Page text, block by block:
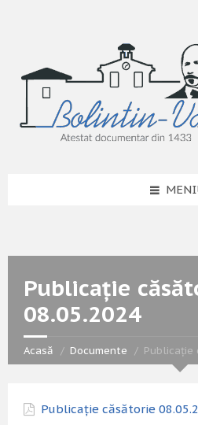
Publicație
08.05.2024
Acasă Documente Publicație
Publicație căsătorie